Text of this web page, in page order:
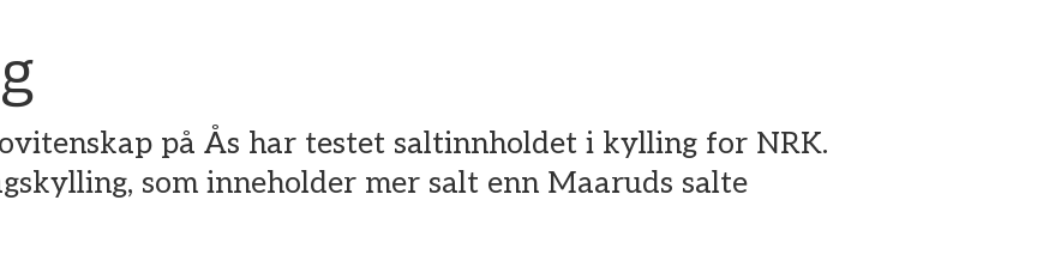
på Ås har testet saltinnholdet i kylling for NRK.
som inneholder mer salt enn Maaruds salte